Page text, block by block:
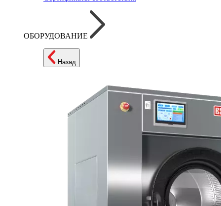
ОБОРУДОВАНИЕ
Назад